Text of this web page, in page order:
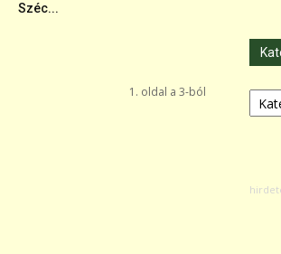
Széc...
1. oldal a 3-ból